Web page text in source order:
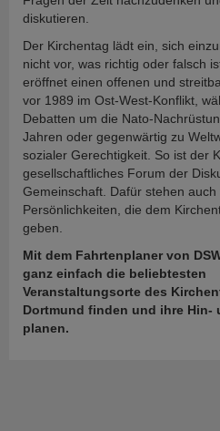
diskutieren.
Der Kirchentag lädt ein, sich
nicht vor, was richtig oder falsch
eröffnet einen offenen und
vor 1989 im Ost-West-Konflikt,
Debatten um die Nato-
Jahren oder gegenwärtig zu
sozialer Gerechtigkeit. So ist der
gesellschaftliches Forum der
Gemeinschaft. Dafür stehen auch
Persönlichkeiten, die dem
geben.
Mit dem Fahrtenplaner von
ganz einfach die beliebtesten
Veranstaltungsorte des
Dortmund finden und ihre Hin-
planen.